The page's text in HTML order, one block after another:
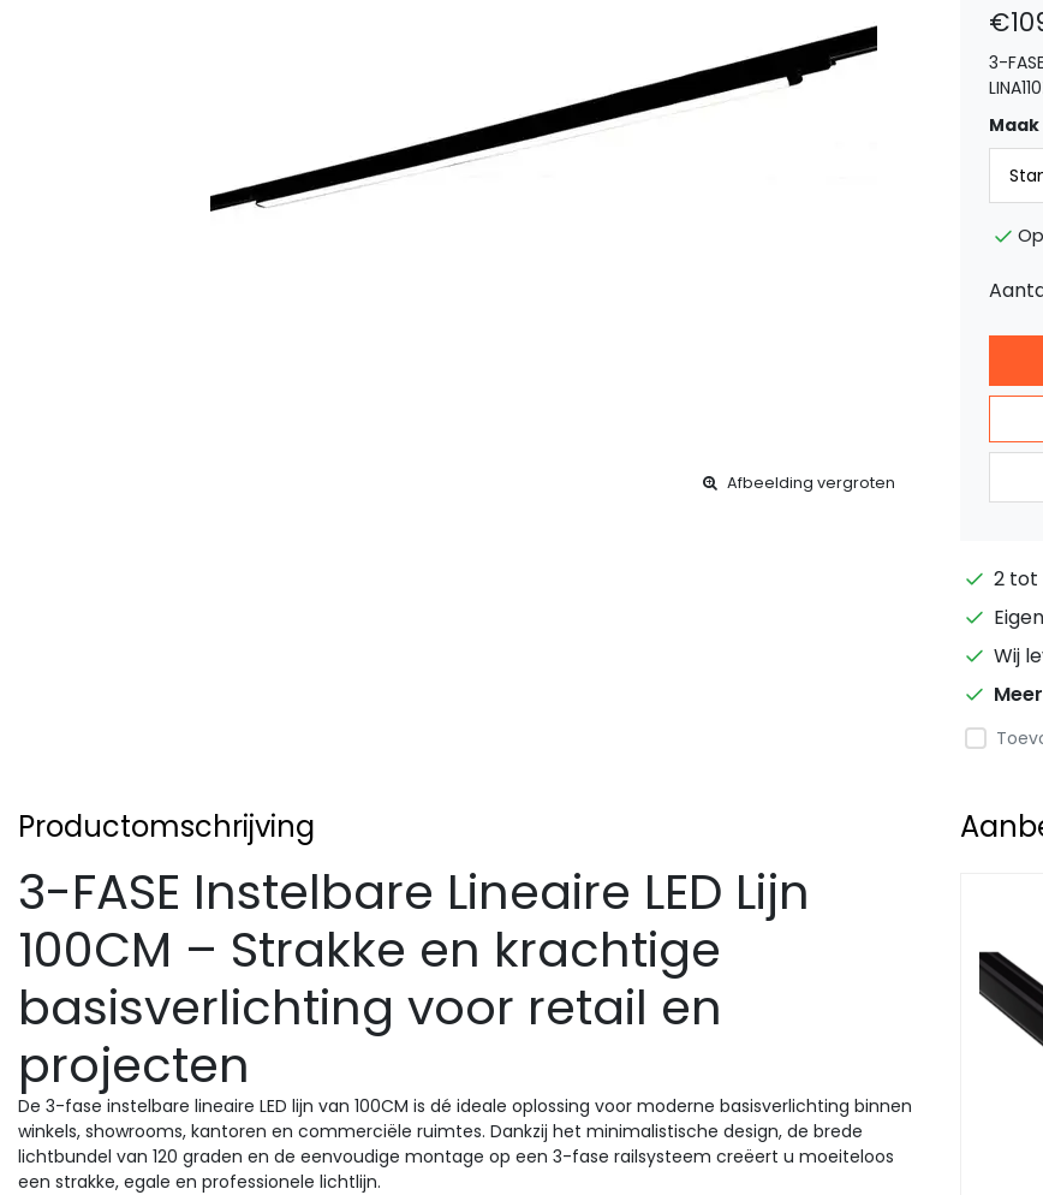
Afbeelding vergroten
3-
2 tot
Wij
Productomschrijving
3-FASE Instelbare Lineaire LED Lijn
100CM – Strakke en krachtige
basisverlichting voor retail en
projecten
De 3-fase instelbare lineaire LED lijn van 100CM is dé ideale oplossing voor moderne basisverlichting binnen
winkels, showrooms, kantoren en commerciële ruimtes. Dankzij het minimalistische design, de brede
lichtbundel van 120 graden en de eenvoudige montage op een 3-fase railsysteem creëert u moeiteloos
een strakke, egale en professionele lichtlijn.